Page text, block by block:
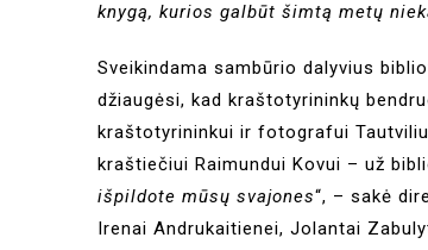
knygą, kurios galbūt šimtą metų
Sveikindama sambūrio dalyvius
džiaugėsi, kad kraštotyrininkų
kraštotyrininkui ir fotografui
kraštiečiui Raimundui Kovui – už
išpildote mūsų svajones“, – sakė
Irenai Andrukaitienei, Jolantai